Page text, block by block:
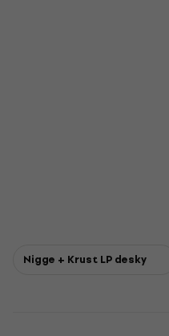
Nigge + Krust LP desky